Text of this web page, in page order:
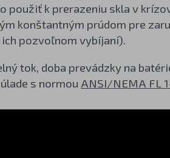
použiť k prerazeniu skla v
konštantným prúdom pre
pozvoľnom vybíjaní).
tok, doba prevádzky na
s normou ANSI/NEMA FL